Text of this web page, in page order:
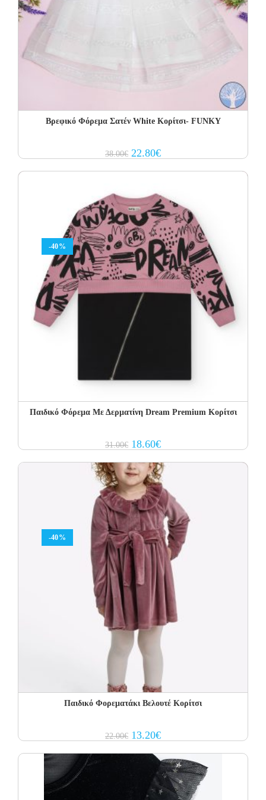
Βρεφικό Φόρεμα Σατέν White Κορίτσι- FUNKY
38.00€ Original
price
22.80€Current
price
-40%
Παιδικό Φόρεμα Με Δερματίνη Dream Premium Κορίτσι
31.00€ Original
price
31.00€.
18.60€Current
price
18.60€.
-40%
Παιδικό Φορεματάκι Βελουτέ Κορίτσι
22.00€ Original
price
22.00€.
13.20€Current
price
13.20€.